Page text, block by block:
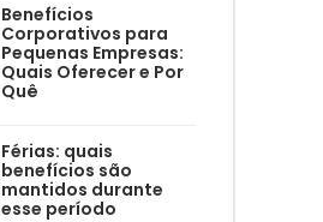
Benefícios
Corporativos para
Pequenas Empresas:
Quais Oferecer e Por
Quê
Férias: quais
benefícios são
mantidos durante
esse período